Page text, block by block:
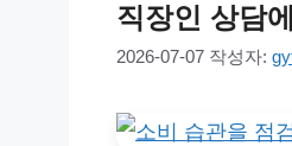
직장인 상담
2026-07-07 작성자: